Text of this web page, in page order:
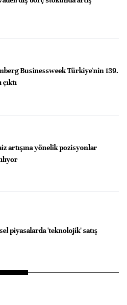
Businessweek Türkiye'nin 139.
çıktı
artışına yönelik pozisyonlar
piyasalarda 'teknolojik' satış